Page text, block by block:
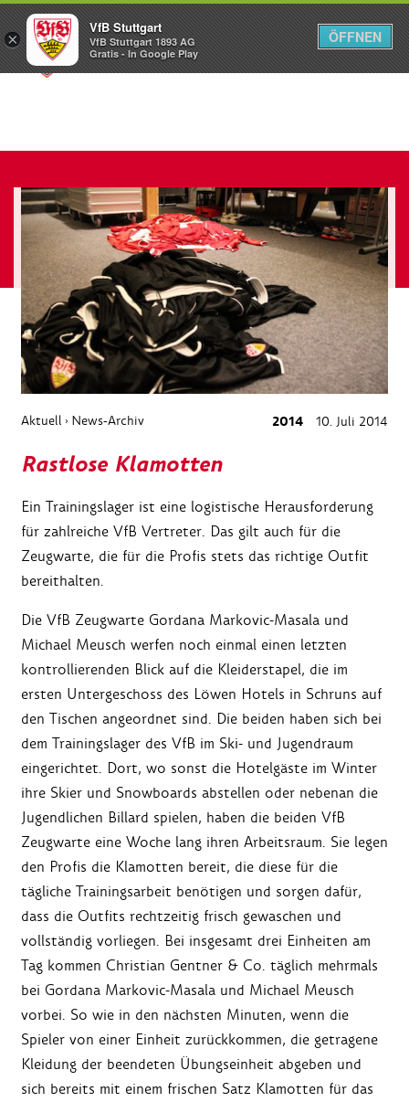
Menü
Aktuell › News-Archiv 2014 10. Juli 2014
Rastlose Klamotten
Ein Trainingslager ist eine logistische Herausforderung
für zahlreiche VfB Vertreter. Das gilt auch für die
Zeugwarte, die für die Profis stets das richtige Outfit
bereithalten.
Die VfB Zeugwarte Gordana Markovic-Masala und
Michael Meusch werfen noch einmal einen letzten
kontrollierenden Blick auf die Kleiderstapel, die im
ersten Untergeschoss des Löwen Hotels in Schruns auf
den Tischen angeordnet sind. Die beiden haben sich bei
dem Trainingslager des VfB im Ski- und Jugendraum
eingerichtet. Dort, wo sonst die Hotelgäste im Winter
ihre Skier und Snowboards abstellen oder nebenan die
Jugendlichen Billard spielen, haben die beiden VfB
Zeugwarte eine Woche lang ihren Arbeitsraum. Sie legen
den Profis die Klamotten bereit, die diese für die
tägliche Trainingsarbeit benötigen und sorgen dafür,
dass die Outfits rechtzeitig frisch gewaschen und
vollständig vorliegen. Bei insgesamt drei Einheiten am
Tag kommen Christian Gentner & Co. täglich mehrmals
bei Gordana Markovic-Masala und Michael Meusch
vorbei. So wie in den nächsten Minuten, wenn die
Spieler von einer Einheit zurückkommen, die getragene
Kleidung der beendeten Übungseinheit abgeben und
sich bereits mit einem frischen Satz Klamotten für das
×
VfB Stuttgart
VfB Stuttgart 1893 AG
Gratis - In Google Play
ÖFFNEN